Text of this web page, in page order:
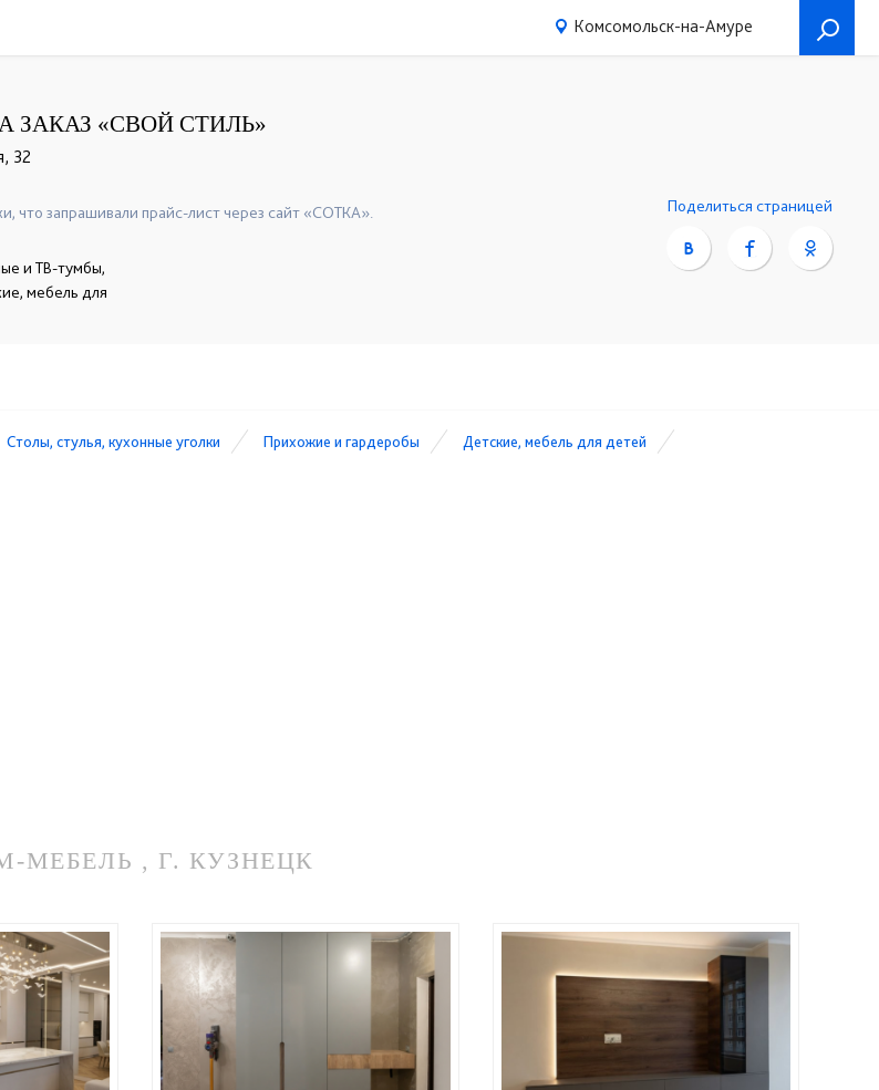
Комсомольск-на-Амуре
ЗАКАЗ «СВОЙ СТИЛЬ»
32
запрашивали прайс-лист через сайт «СОТКА».
и ТВ-тумбы,
мебель для
Поделиться страницей
Столы, стулья, кухонные уголки Прихожие и гардеробы
Детские, мебель для детей
, Г. КУЗНЕЦК